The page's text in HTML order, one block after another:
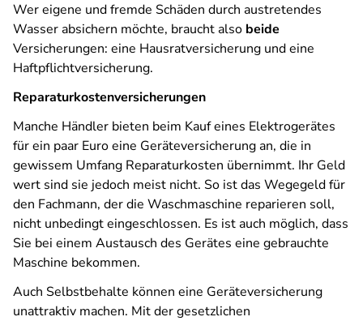
Wer eigene und fremde Schäden durch austretendes
Wasser absichern möchte, braucht also beide
Versicherungen: eine Hausratversicherung und eine
Haftpflichtversicherung.
Reparaturkostenversicherungen
Manche Händler bieten beim Kauf eines Elektrogerätes
für ein paar Euro eine Geräteversicherung an, die in
gewissem Umfang Reparaturkosten übernimmt. Ihr Geld
wert sind sie jedoch meist nicht. So ist das Wegegeld für
den Fachmann, der die Waschmaschine reparieren soll,
nicht unbedingt eingeschlossen. Es ist auch möglich, dass
Sie bei einem Austausch des Gerätes eine gebrauchte
Maschine bekommen.
Auch Selbstbehalte können eine Geräteversicherung
unattraktiv machen. Mit der gesetzlichen